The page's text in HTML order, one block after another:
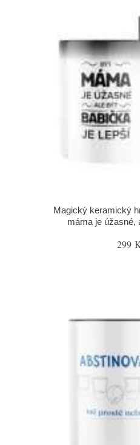
Magický keramický
máma je úžasné,
299